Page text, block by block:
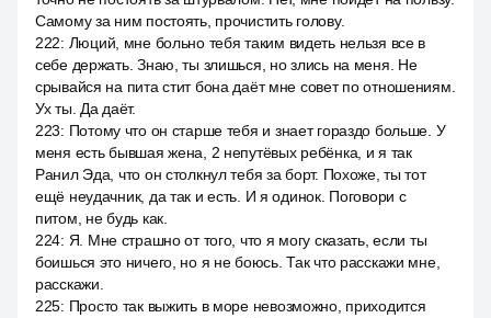
Самому за ним постоять, прочистить голову.
222: Люций, мне больно тебя таким видеть нельзя все в
себе держать. Знаю, ты злишься, но злись на меня. Не
срывайся на пита стит бона даёт мне совет по отношениям.
Ух ты. Да даёт.
223: Потому что он старше тебя и знает гораздо больше. У
меня есть бывшая жена, 2 непутёвых ребёнка, и я так
Ранил Эда, что он столкнул тебя за борт. Похоже, ты тот
ещё неудачник, да так и есть. И я одинок. Поговори с
питом, не будь как.
224: Я. Мне страшно от того, что я могу сказать, если ты
боишься это ничего, но я не боюсь. Так что расскажи мне,
расскажи.
225: Просто так выжить в море невозможно, приходится